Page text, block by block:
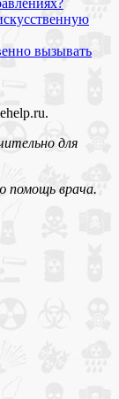
вызывать
для
помощь врача.